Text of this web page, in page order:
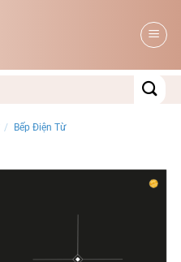
/ Bếp Điện Từ